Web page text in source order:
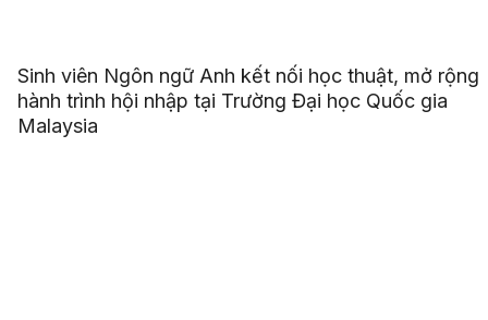
Sinh viên Ngôn ngữ Anh kết nối học thuật, mở rộng
hành trình hội nhập tại Trường Đại học Quốc gia
Malaysia